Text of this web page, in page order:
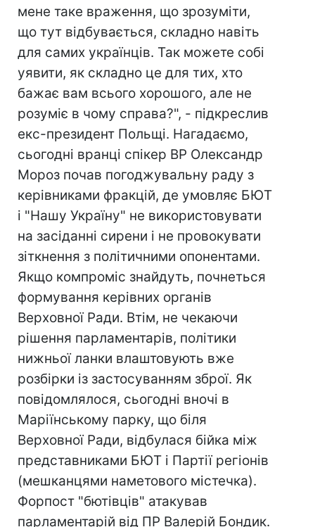
мене таке враження, що зрозуміти,
що тут відбувається, складно навіть
для самих українців. Так можете собі
уявити, як складно це для тих, хто
бажає вам всього хорошого, але не
розуміє в чому справа?", - підкреслив
екс-президент Польщі. Нагадаємо,
сьогодні вранці спікер ВР Олександр
Мороз почав погоджувальну раду з
керівниками фракцій, де умовляє БЮТ
і "Нашу Україну" не використовувати
на засіданні сирени і не провокувати
зіткнення з політичними опонентами.
Якщо компроміс знайдуть, почнеться
формування керівних органів
Верховної Ради. Втім, не чекаючи
рішення парламентарів, політики
нижньої ланки влаштовують вже
розбірки із застосуванням зброї. Як
повідомлялося, сьогодні вночі в
Маріїнському парку, що біля
Верховної Ради, відбулася бійка між
представниками БЮТ і Партії регіонів
(мешканцями наметового містечка).
Форпост "бютівців" атакував
парламентарій від ПР Валерій Бондик.